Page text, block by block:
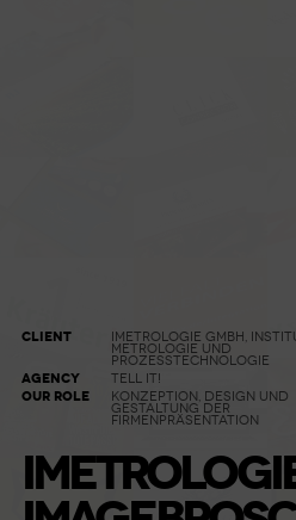
CLIENT IMETROLOGIE GMBH,
METROLOGIE UND
PROZESSTECHNOLOGIE
AGENCY
TELL IT!
OUR ROLE
KONZEPTION, DESIGN UND
GESTALTUNG DER
FIRMENPRÄSENTATION